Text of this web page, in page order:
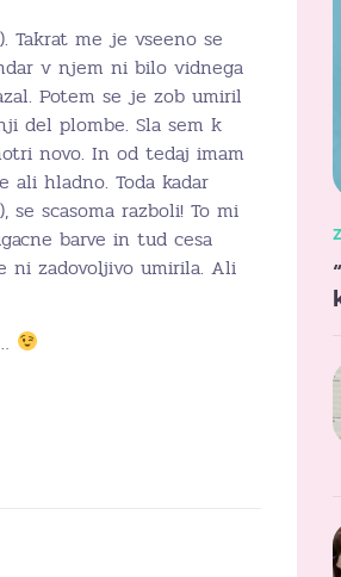
Takrat me je vseeno se
v njem ni bilo vidnega
Potem se je zob umiril
del plombe. Sla sem k
novo. In od tedaj imam
hladno. Toda kadar
scasoma razboli! To mi
barve in tud cesa
ni zadovoljivo umirila. Ali